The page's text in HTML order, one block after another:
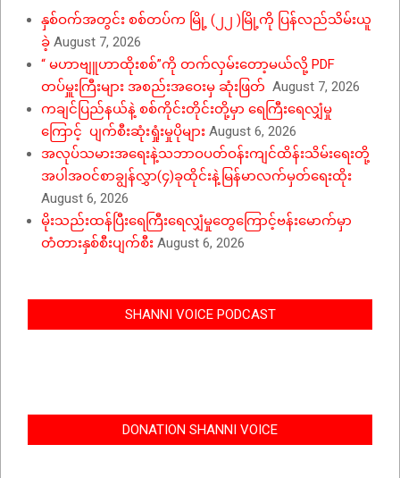
နှစ်ဝက်အတွင်း စစ်တပ်က မြို့ (၂၂ )မြို့ကို ပြန်လည်သိမ်းယူ
ခဲ့ August 7, 2026
“ မဟာဗျူဟာထိုးစစ်”ကို တက်လှမ်းတော့မယ်လို့ PDF
တပ်မှူးကြီးများ အစည်းအဝေးမှ ဆုံးဖြတ် August 7, 2026
ကချင်ပြည်နယ်နဲ့ စစ်ကိုင်းတိုင်းတို့မှာ ရေကြီးရေလျှံမှု
ကြောင့် ပျက်စီးဆုံးရှုံးမှုပိုများ August 6, 2026
အလုပ်သမားအရေးနဲ့သဘာဝပတ်ဝန်းကျင်ထိန်းသိမ်းရေးတို့
အပါအဝင်စာချွန်လွှာ(၄)ခုထိုင်းနဲ့မြန်မာလက်မှတ်ရေးထိုး
August 6, 2026
မိုးသည်းထန်ပြီးရေကြီးရေလျှံမှုတွေကြောင့်ဗန်းမောက်မှာ
တံတားနှစ်စီးပျက်စီး August 6, 2026
SHANNI VOICE PODCAST
DONATION SHANNI VOICE